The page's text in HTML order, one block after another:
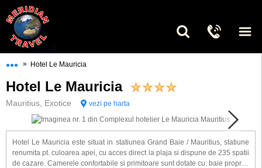
••• » Hotel Le Mauricia
Hotel Le Mauricia
Mauritius, Exotice vezi pe harta
Hotel Le Mauricia este situat in statiunea Grand Baie / Mauritius, statiune
renumita pt. culoarea apei, cu acces direct la plaja si dispune de 235 spatii
de cazare. Camerele confortabile si primitoare sunt dotate cu: baie proprie,